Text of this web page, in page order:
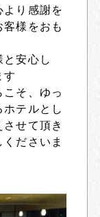
り感謝を
様をおも
と安心し
す
そ、ゆっ
テルとし
せて頂き
ださいま